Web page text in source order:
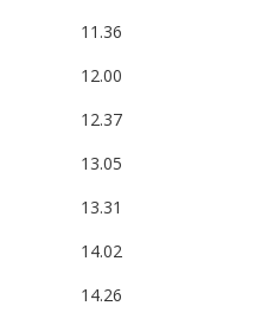
11.36
12.00
12.37
13.05
13.31
14.02
14.26